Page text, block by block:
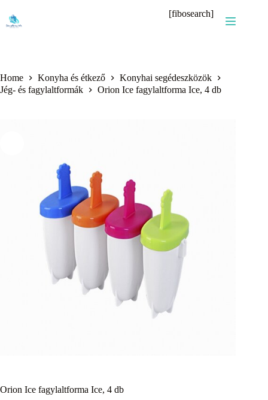
content
[fibosearch]
Home Konyha és étkező
Konyhai segédeszközök
Jég- és fagylaltformák
Orion Ice fagylaltforma Ice, 4 db
Orion Ice fagylaltforma Ice, 4 db